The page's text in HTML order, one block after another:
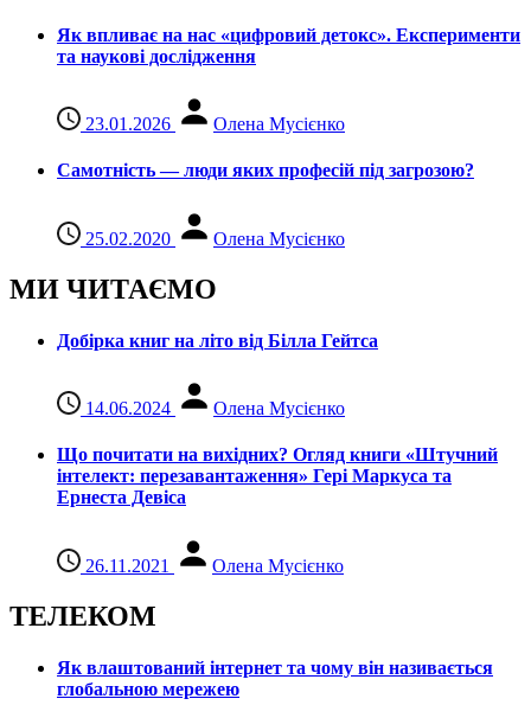
Як впливає на нас «цифровий детокс». Експерименти
та наукові дослідження
23.01.2026 Олена Мусієнко
Самотність — люди яких професій під загрозою?
25.02.2020 Олена Мусієнко
МИ ЧИТАЄМО
Добірка книг на літо від Білла Гейтса
14.06.2024 Олена Мусієнко
Що почитати на вихідних? Огляд книги «Штучний
інтелект: перезавантаження» Гері Маркуса та
Ернеста Девіса
26.11.2021 Олена Мусієнко
ТЕЛЕКОМ
Як влаштований інтернет та чому він називається
глобальною мережею